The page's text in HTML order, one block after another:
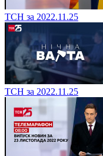
ТСН за 2022.11.25
ТСН за 2022.11.25